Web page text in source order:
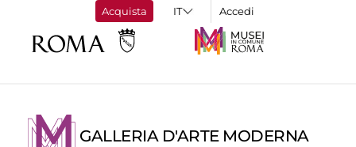
Acquista Accedi
GALLERIA D'ARTE MODERNA